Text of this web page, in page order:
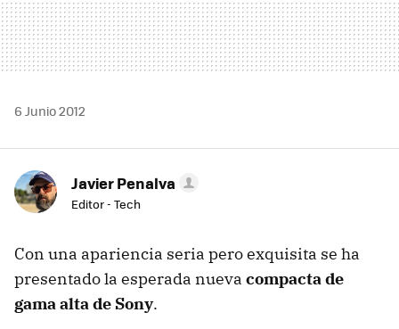
6 Junio 2012
Javier Penalva
Editor - Tech
Con una apariencia seria pero exquisita se ha
presentado la esperada nueva compacta de
gama alta de Sony.